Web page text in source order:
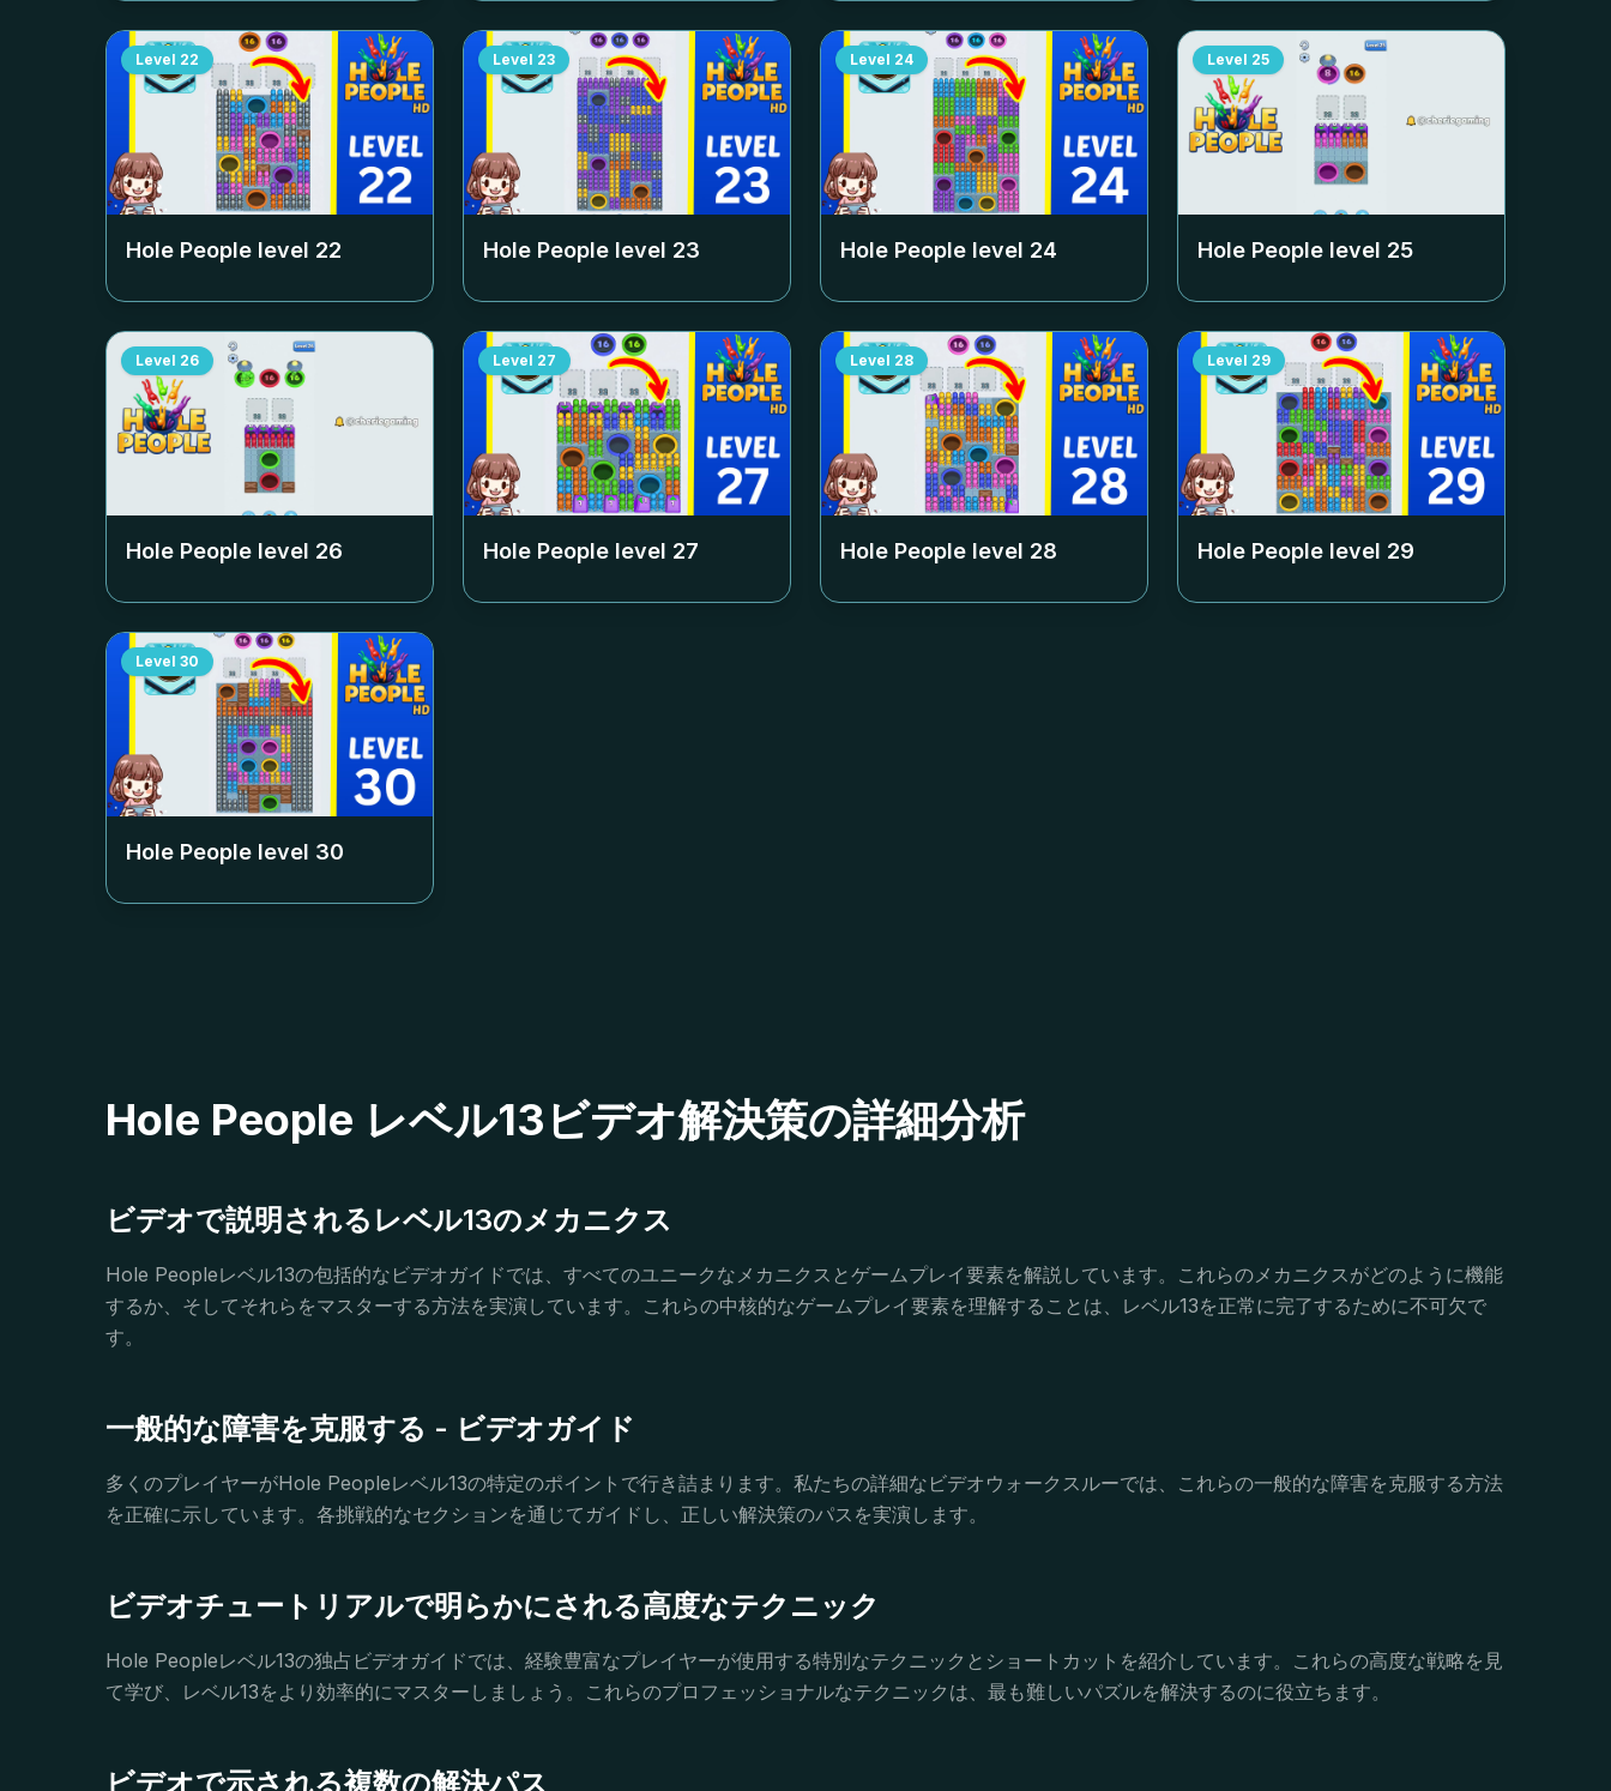
Level 22
Hole People level 22
Level 23
Hole People level 23
Level 24
Hole People level 24
Level 25
Hole People level 25
Level 26
Hole People level 26
Level 27
Hole People level 27
Level 28
Hole People level 28
Level 29
Hole People level 29
Level 30
Hole People level 30
Hole People レベル13ビデオ解決策の詳細分析
ビデオで説明されるレベル13のメカニクス
Hole Peopleレベル13の包括的なビデオガイドでは、すべてのユニークなメカニクスとゲームプレイ要素を解説しています。これらのメカニクスがどのように機能
するか、そしてそれらをマスターする方法を実演しています。これらの中核的なゲームプレイ要素を理解することは、レベル13を正常に完了するために不可欠で
す。
一般的な障害を克服する - ビデオガイド
多くのプレイヤーがHole Peopleレベル13の特定のポイントで行き詰まります。私たちの詳細なビデオウォークスルーでは、これらの一般的な障害を克服する方法
を正確に示しています。各挑戦的なセクションを通じてガイドし、正しい解決策のパスを実演します。
ビデオチュートリアルで明らかにされる高度なテクニック
Hole Peopleレベル13の独占ビデオガイドでは、経験豊富なプレイヤーが使用する特別なテクニックとショートカットを紹介しています。これらの高度な戦略を見
て学び、レベル13をより効率的にマスターしましょう。これらのプロフェッショナルなテクニックは、最も難しいパズルを解決するのに役立ちます。
ビデオで示される複数の解決パス